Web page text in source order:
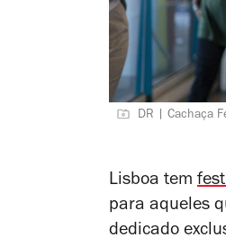
DR | Cachaça
Lisboa tem
para aqueles
dedicado